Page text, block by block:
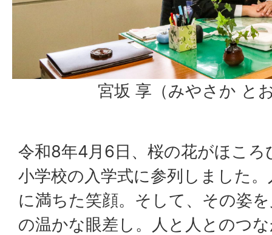
宮坂 享（みやさか と
令和8年4月6日、桜の花がほころ
小学校の入学式に参列しました
に満ちた笑顔。そして、その姿
の温かな眼差し。人と人とのつ